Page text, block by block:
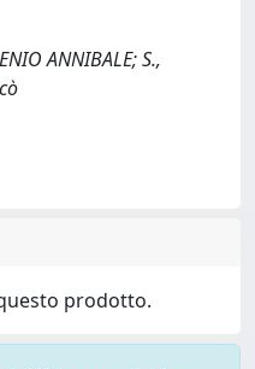
ANNIBALE; S.,
prodotto.